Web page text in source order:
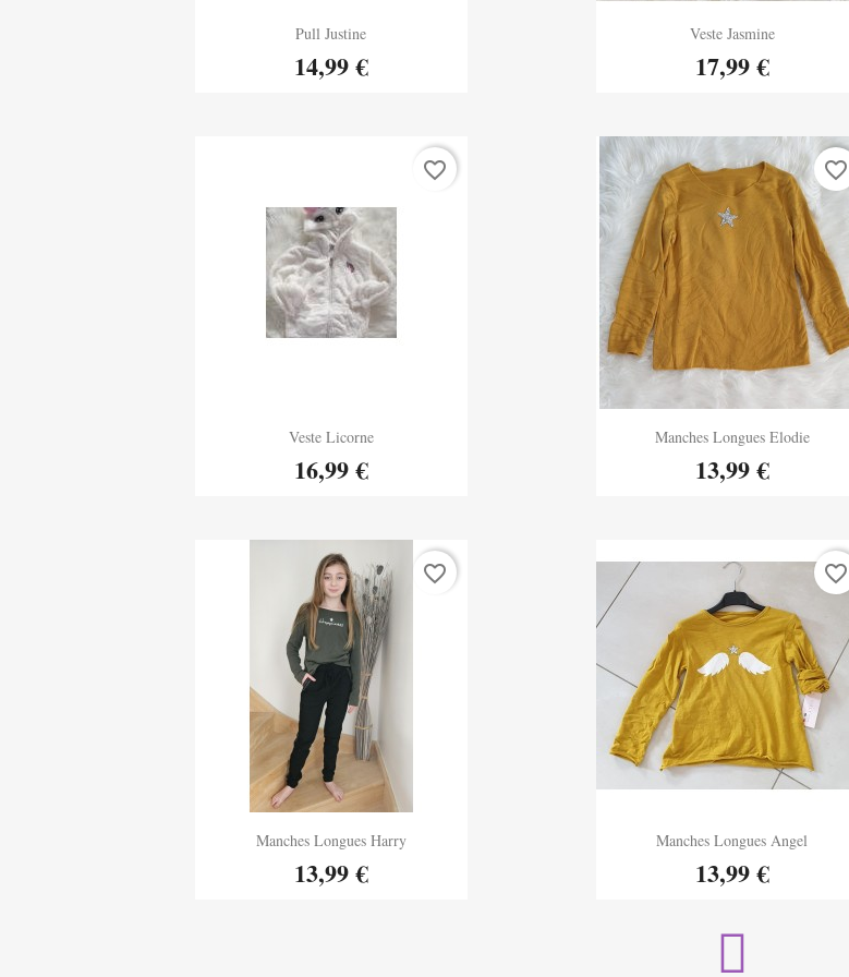
Aperçu rapide
Pull Justine
14,99 €
Aperçu rapide
Veste Jasmine
17,99 €
Aperçu rapide
Veste Licorne
16,99 €
favorite_border
Aperçu rapide
Manches Longues Elodie
13,99 €
favorite_border
Aperçu rapide
Manches Longues Harry
13,99 €
favorite_border
Aperçu rapide
Manches Longues Angel
13,99 €
favorite_border